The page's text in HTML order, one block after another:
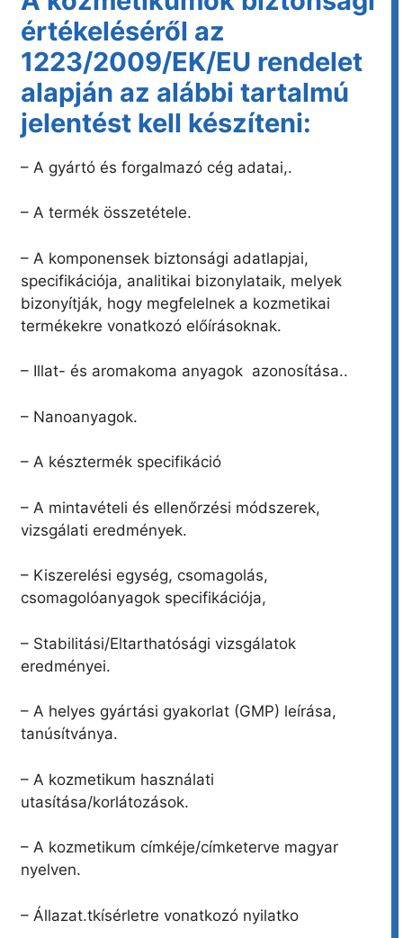
értékeléséről az
1223/2009/EK/EU rendelet
alapján az alábbi tartalmú
jelentést kell készíteni:
– A gyártó és forgalmazó cég adatai,.
– A termék összetétele.
– A komponensek biztonsági adatlapjai,
specifikációja, analitikai bizonylataik, melyek
bizonyítják, hogy megfelelnek a kozmetikai
termékekre vonatkozó előírásoknak.
– Illat- és aromakoma anyagok azonosítása..
– Nanoanyagok.
– A késztermék specifikáció
– A mintavételi és ellenőrzési módszerek,
vizsgálati eredmények.
– Kiszerelési egység, csomagolás,
csomagolóanyagok specifikációja,
– Stabilitási/Eltarthatósági vizsgálatok
eredményei.
– A helyes gyártási gyakorlat (GMP) leírása,
tanúsítványa.
– A kozmetikum használati
utasítása/korlátozások.
– A kozmetikum címkéje/címketerve magyar
nyelven.
– Állazat.tkísérletre vonatkozó nyilatko